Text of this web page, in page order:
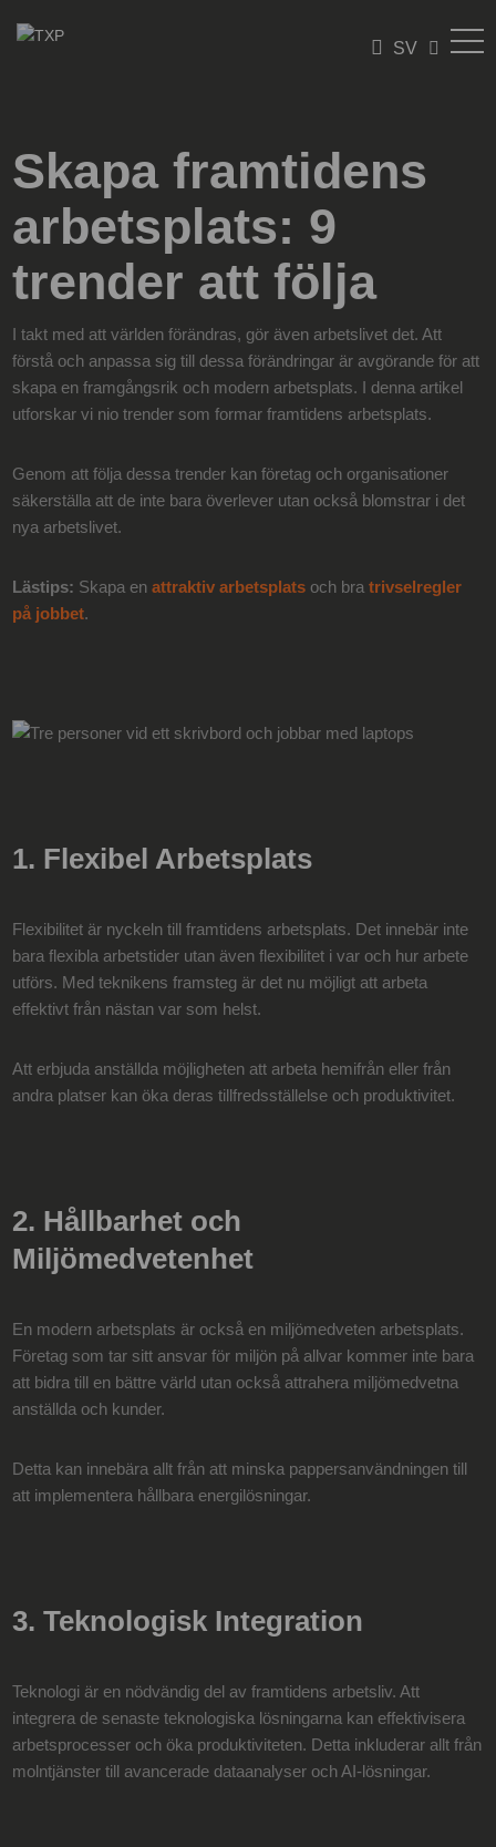
SV
Skapa framtidens
arbetsplats: 9
trender att följa
I takt med att världen förändras, gör även arbetslivet det. Att
förstå och anpassa sig till dessa förändringar är avgörande för att
skapa en framgångsrik och modern arbetsplats. I denna artikel
utforskar vi nio trender som formar framtidens arbetsplats.
Genom att följa dessa trender kan företag och organisationer
säkerställa att de inte bara överlever utan också blomstrar i det
nya arbetslivet.
Lästips: Skapa enattraktiv arbetsplats och bratrivselregler
på jobbet.
1. Flexibel Arbetsplats
Flexibilitet är nyckeln till framtidens arbetsplats. Det innebär inte
bara flexibla arbetstider utan även flexibilitet i var och hur arbete
utförs. Med teknikens framsteg är det nu möjligt att arbeta
effektivt från nästan var som helst.
Att erbjuda anställda möjligheten att arbeta hemifrån eller från
andra platser kan öka deras tillfredsställelse och produktivitet.
2. Hållbarhet och
Miljömedvetenhet
En modern arbetsplats är också en miljömedveten arbetsplats.
Företag som tar sitt ansvar för miljön på allvar kommer inte bara
att bidra till en bättre värld utan också attrahera miljömedvetna
anställda och kunder.
Detta kan innebära allt från att minska pappersanvändningen till
att implementera hållbara energilösningar.
3. Teknologisk Integration
Teknologi är en nödvändig del av framtidens arbetsliv. Att
integrera de senaste teknologiska lösningarna kan effektivisera
arbetsprocesser och öka produktiviteten. Detta inkluderar allt från
molntjänster till avancerade dataanalyser och AI-lösningar.